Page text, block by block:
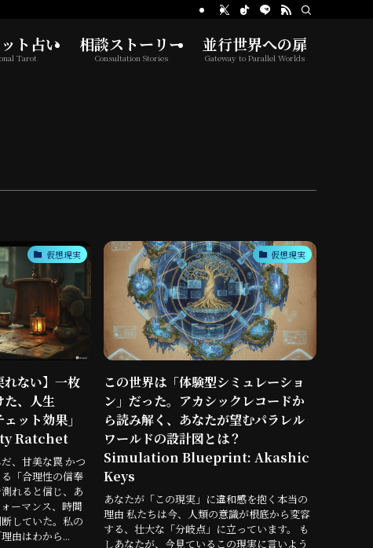
ト占い
Tarot
相談ストーリー
Consultation Stories
並行世界への扉
Gateway to Parallel Worlds
仮想現実
れない】一枚
た、人生
ット効果」
Ratchet
、甘美な罠 かつ
「合理性の信奉
れると信じ、あ
ーマンス、時間
していた。私の
由はわから...
仮想現実
この世界は「体験型シミュレーショ
ン」だった。アカシックレコードか
ら読み解く、あなたが望むパラレル
ワールドの設計図とは？
Simulation Blueprint: Akashic
Keys
あなたが「この現実」に違和感を抱く本当の
理由 私たちは今、人類の意識が根底から変容
する、壮大な「分岐点」に立っています。 も
しあなたが、今見ているこの現実に言いよう